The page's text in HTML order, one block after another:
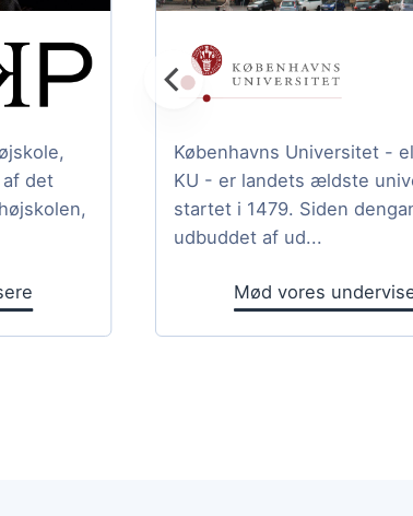
det
Københavns Universitet -
KU - er landets ældste
startet i 1479. Siden
udbuddet af ud...
Mød vores